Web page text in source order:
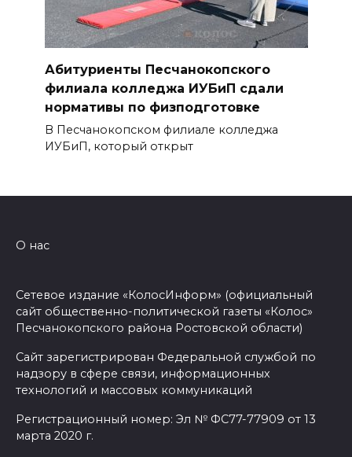
Абитуриенты Песчанокопского
филиала колледжа ИУБиП сдали
нормативы по физподготовке
В Песчанокопском филиале колледжа
ИУБиП, который открыт
О нас
Сетевое издание «КолосИнформ» (официальный
сайт общественно-политической газеты «Колос»
Песчанокопского района Ростовской области)
Сайт зарегистрирован Федеральной службой по
надзору в сфере связи, информационных
технологий и массовых коммуникаций
Регистрационный номер: Эл № ФС77-77909 от 13
марта 2020 г.